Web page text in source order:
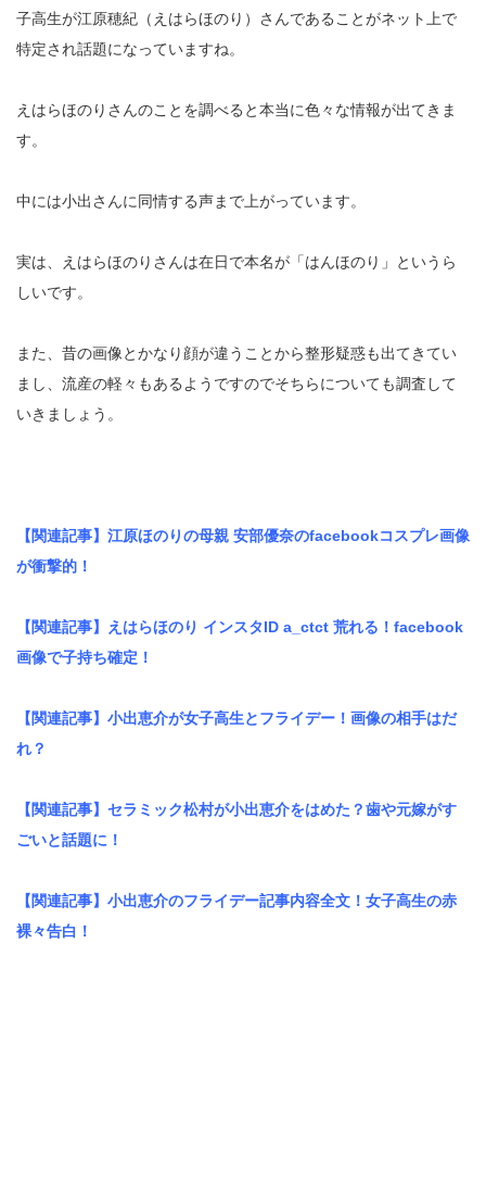
子高生が江原穂紀（えはらほのり）さんであることがネット上で
特定され話題になっていますね。
えはらほのりさんのことを調べると本当に色々な情報が出てきま
す。
中には小出さんに同情する声まで上がっています。
実は、えはらほのりさんは在日で本名が「はんほのり」というら
しいです。
また、昔の画像とかなり顔が違うことから整形疑惑も出てきてい
まし、流産の軽々もあるようですのでそちらについても調査して
いきましょう。
【関連記事】江原ほのりの母親 安部優奈のfacebookコスプレ画像
が衝撃的！
【関連記事】えはらほのり インスタID a_ctct 荒れる！facebook
画像で子持ち確定！
【関連記事】小出恵介が女子高生とフライデー！画像の相手はだ
れ？
【関連記事】セラミック松村が小出恵介をはめた？歯や元嫁がす
ごいと話題に！
【関連記事】小出恵介のフライデー記事内容全文！女子高生の赤
裸々告白！